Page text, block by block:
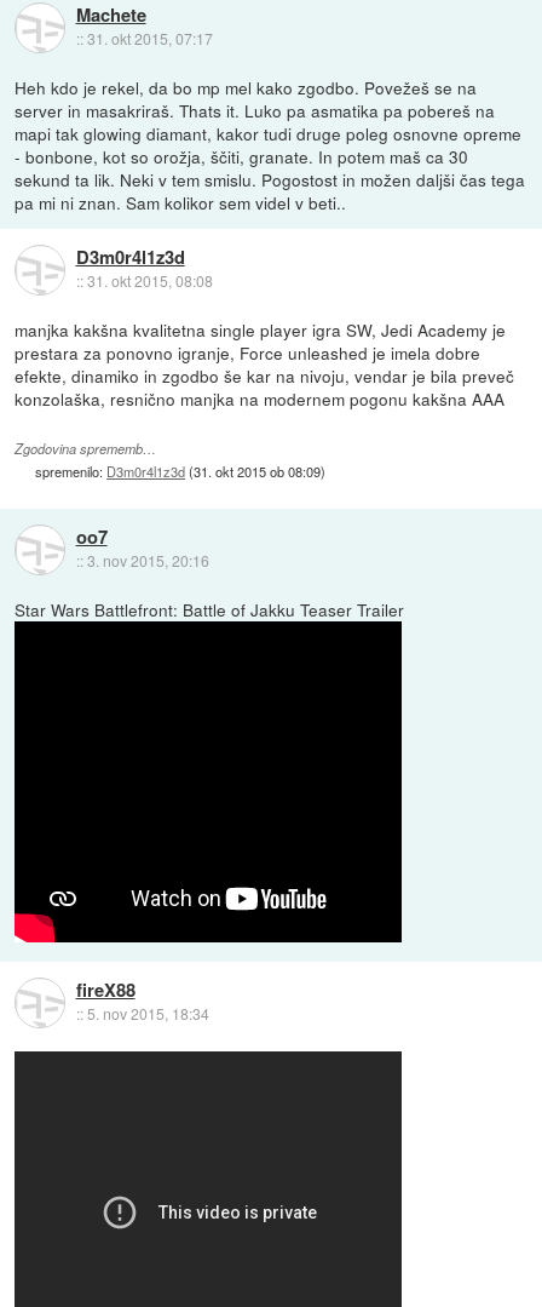
Machete
::31. okt 2015, 07:17
Heh kdo je rekel, da bo mp mel kako zgodbo. Povežeš se na
server in masakriraš. Thats it. Luko pa asmatika pa pobereš na
mapi tak glowing diamant, kakor tudi druge poleg osnovne opreme
- bonbone, kot so orožja, ščiti, granate. In potem maš ca 30
sekund ta lik. Neki v tem smislu. Pogostost in možen daljši čas tega
pa mi ni znan. Sam kolikor sem videl v beti..
D3m0r4l1z3d
::31. okt 2015, 08:08
manjka kakšna kvalitetna single player igra SW, Jedi Academy je
prestara za ponovno igranje, Force unleashed je imela dobre
efekte, dinamiko in zgodbo še kar na nivoju, vendar je bila preveč
konzolaška, resnično manjka na modernem pogonu kakšna AAA
Zgodovina sprememb…
spremenilo: D3m0r4l1z3d(31. okt 2015 ob 08:09)
oo7
::3. nov 2015, 20:16
Star Wars Battlefront: Battle of Jakku Teaser Trailer
fireX88
::5. nov 2015, 18:34